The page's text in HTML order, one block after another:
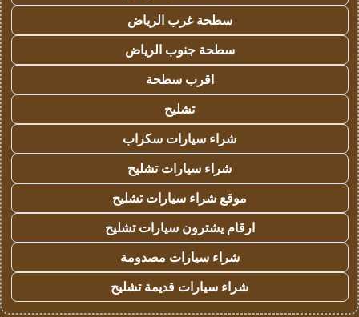
سطحة غرب الرياض
سطحة جنوب الرياض
اقرب سطحة
تشليح
شراء سيارات سكراب
شراء سيارات تشليح
موقع شراء سيارات تشليح
ارقام يشترون سيارات تشليح
شراء سيارات مصدومة
شراء سيارات قديمة تشليح